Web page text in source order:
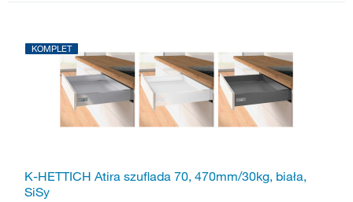
KOMPLET
K-HETTICH Atira szuflada 70, 470mm/30kg, biała,
SiSy